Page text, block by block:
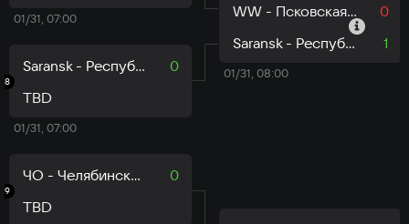
01/31, 07:00
8
Saransk - Республика Мордовия
0
TBD
01/31, 07:00
9
ЧО - Челябинская область
0
TBD
WW - Псковская область
0
Saransk - Республика Мордовия
1
01/31, 08:00